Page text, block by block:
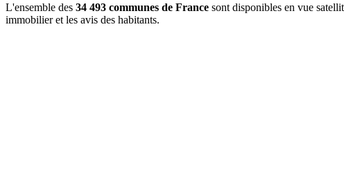
L'ensemble des 34 493 communes de France sont disponibles en vue
immobilier et les avis des habitants.